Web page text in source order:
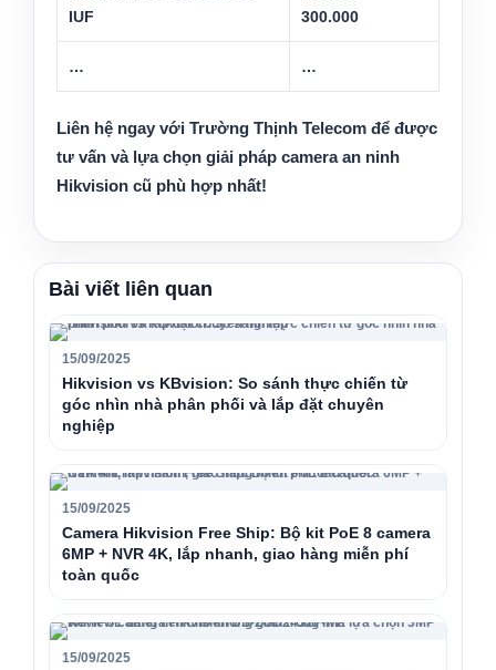
IUF
300.000
… …
Liên hệ ngay với Trường Thịnh Telecom để được
tư vấn và lựa chọn giải pháp camera an ninh
Hikvision cũ phù hợp nhất!
Bài viết liên quan
15/09/2025
Hikvision vs KBvision: So sánh thực chiến từ
góc nhìn nhà phân phối và lắp đặt chuyên
nghiệp
15/09/2025
Camera Hikvision Free Ship: Bộ kit PoE 8 camera
6MP + NVR 4K, lắp nhanh, giao hàng miễn phí
toàn quốc
15/09/2025